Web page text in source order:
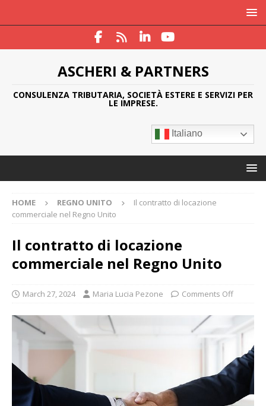
ASCHERI & PARTNERS
CONSULENZA TRIBUTARIA, SOCIETÀ ESTERE E SERVIZI PER
LE IMPRESE.
Italiano
HOME REGNO UNITO
Il contratto di locazione
commerciale nel Regno Unito
Il contratto di locazione
commerciale nel Regno Unito
March 27, 2024 Maria Lucia Pezone Comments Off